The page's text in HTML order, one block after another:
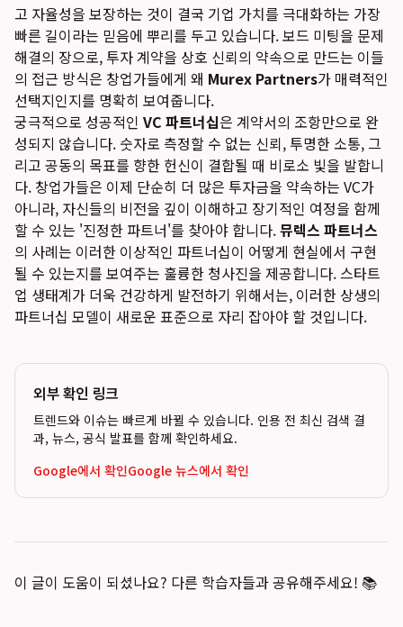
고 자율성을 보장하는 것이 결국 기업 가치를 극대화하는 가장
빠른 길이라는 믿음에 뿌리를 두고 있습니다. 보드 미팅을 문제
해결의 장으로, 투자 계약을 상호 신뢰의 약속으로 만드는 이들
의 접근 방식은 창업가들에게 왜 Murex Partners가 매력적인
선택지인지를 명확히 보여줍니다.
궁극적으로 성공적인 VC 파트너십은 계약서의 조항만으로 완
성되지 않습니다. 숫자로 측정할 수 없는 신뢰, 투명한 소통, 그
리고 공동의 목표를 향한 헌신이 결합될 때 비로소 빛을 발합니
다. 창업가들은 이제 단순히 더 많은 투자금을 약속하는 VC가
아니라, 자신들의 비전을 깊이 이해하고 장기적인 여정을 함께
할 수 있는 '진정한 파트너'를 찾아야 합니다.뮤렉스 파트너스
의 사례는 이러한 이상적인 파트너십이 어떻게 현실에서 구현
될 수 있는지를 보여주는 훌륭한 청사진을 제공합니다. 스타트
업 생태계가 더욱 건강하게 발전하기 위해서는, 이러한 상생의
파트너십 모델이 새로운 표준으로 자리 잡아야 할 것입니다.
외부 확인 링크
트렌드와 이슈는 빠르게 바뀔 수 있습니다. 인용 전 최신 검색 결
과, 뉴스, 공식 발표를 함께 확인하세요.
Google에서 확인Google 뉴스에서 확인
이 글이 도움이 되셨나요? 다른 학습자들과 공유해주세요! 📚